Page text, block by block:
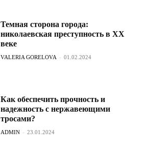
Темная сторона города:
николаевская преступность в ХХ
веке
VALERIA GORELOVA - 01.02.2024
Как обеспечить прочность и
надежность с нержавеющими
тросами?
ADMIN - 23.01.2024